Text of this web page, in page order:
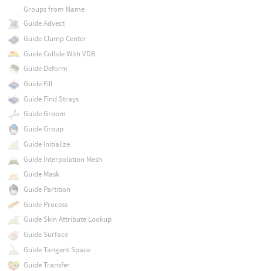
Groups from Name
Guide Advect
Guide Clump Center
Guide Collide With VDB
Guide Deform
Guide Fill
Guide Find Strays
Guide Groom
Guide Group
Guide Initialize
Guide Interpolation Mesh
Guide Mask
Guide Partition
Guide Process
Guide Skin Attribute Lookup
Guide Surface
Guide Tangent Space
Guide Transfer